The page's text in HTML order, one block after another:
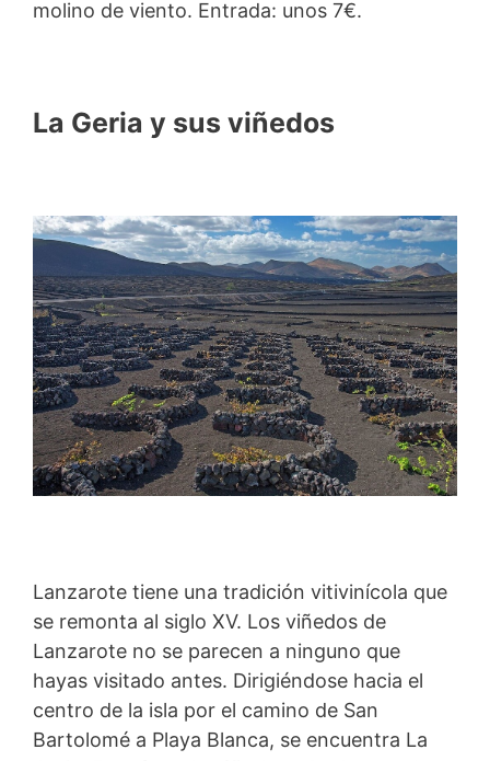
molino de viento. Entrada: unos 7€.
La Geria y sus viñedos
Lanzarote tiene una tradición vitivinícola que
se remonta al siglo XV. Los viñedos de
Lanzarote no se parecen a ninguno que
hayas visitado antes. Dirigiéndose hacia el
centro de la isla por el camino de San
Bartolomé a Playa Blanca, se encuentra La